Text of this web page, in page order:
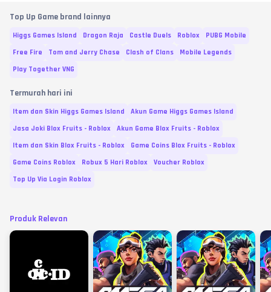
Top Up Game brand lainnya
Higgs Games Island Dragon Raja Castle Duels Roblox
PUBG Mobile
Free Fire
Tom and Jerry Chase Clash of Clans
Mobile Legends
Play Together VNG
Termurah hari ini
Item dan Skin Higgs Games Island
Akun Game Higgs Games Island
Jasa Joki Blox Fruits - Roblox
Akun Game Blox Fruits - Roblox
Item dan Skin Blox Fruits - Roblox
Game Coins Blox Fruits - Roblox
Game Coins Roblox
Robux 5 Hari Roblox
Voucher Roblox
Top Up Via Login Roblox
Produk Relevan